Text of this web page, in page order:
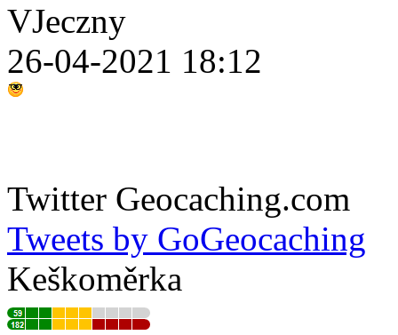
VJeczny
26-04-2021 18:12
Twitter Geocaching.com
Tweets by GoGeocaching
Keškoměrka